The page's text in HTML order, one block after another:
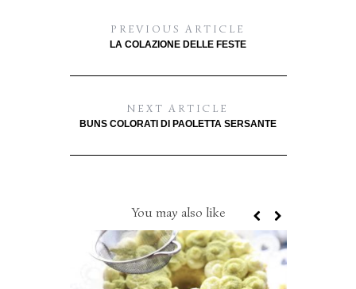
PREVIOUS ARTICLE
LA COLAZIONE DELLE FESTE
NEXT ARTICLE
BUNS COLORATI DI PAOLETTA SERSANTE
You may also like